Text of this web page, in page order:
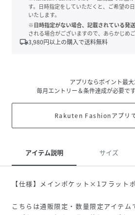
す。日時指定をしていただくと、ご希望の
いたします。
※日時指定がない場合、記載されている発
される場合がございますので、あらかじめ
local_shipping3,980円以上の購入で送料無料
アプリならポイント最大
毎月エントリー＆条件達成が必要です
Rakuten Fashionアプリ
アイテム説明 サイズ
【仕様】メインポケット×1フラット
こちらは通販限定・数量限定アイテム